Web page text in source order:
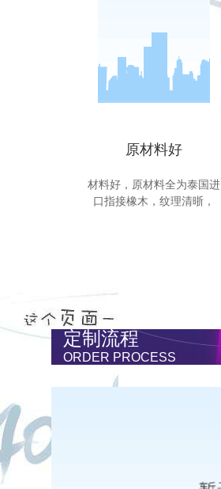
原材料好
材料好，原材料全为泰国进
口指接橡木，纹理清晣，
定制流程
ORDER PROCESS